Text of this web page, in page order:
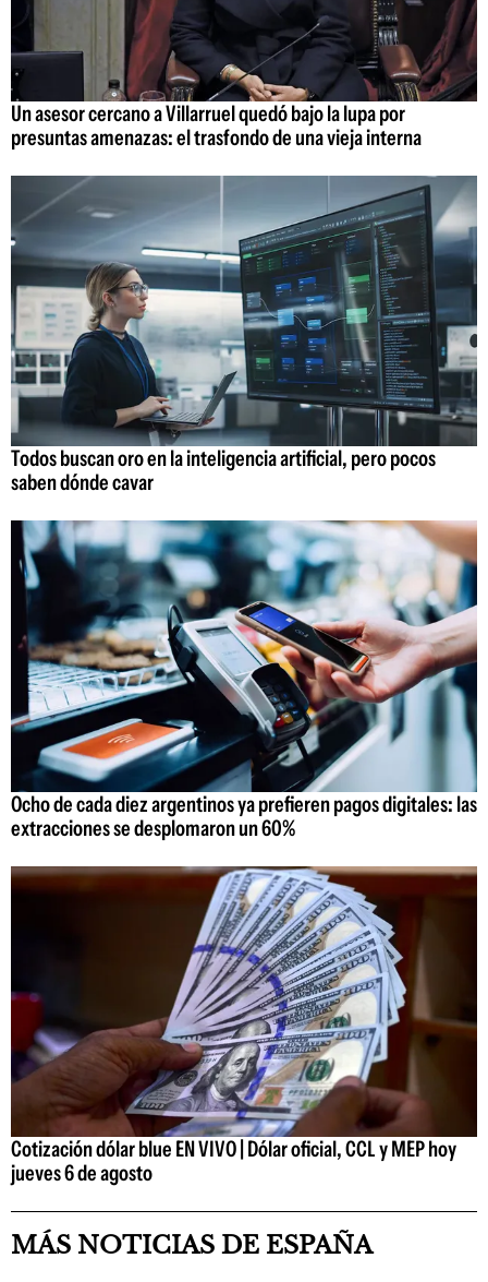
Un asesor cercano a Villarruel quedó bajo la lupa por
presuntas amenazas: el trasfondo de una vieja interna
Todos buscan oro en la inteligencia artificial, pero pocos
saben dónde cavar
Ocho de cada diez argentinos ya prefieren pagos digitales: las
extracciones se desplomaron un 60%
Cotización dólar blue EN VIVO | Dólar oficial, CCL y MEP hoy
jueves 6 de agosto
MÁS NOTICIAS DE ESPAÑA